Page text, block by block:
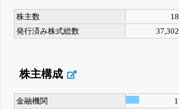
株主数
発行済み株式総数
株主構成
金融機関